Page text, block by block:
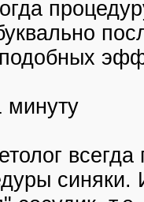
минуту
всегда
синяки.